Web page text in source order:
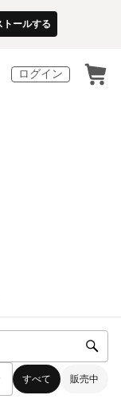
トールする
ログイン
すべて 販売中